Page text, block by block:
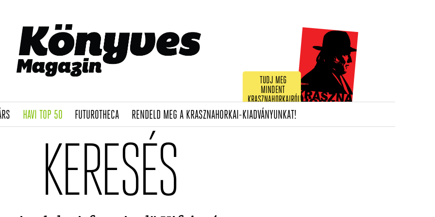
TUDJ MEG
MINDENT
KRASZNAHORKAIRÓL!
(CURRENT)
HAVI TOP 50(CURRENT)
FUTUROTHECA(CURRENT)
RENDELD MEG A KRASZNAHORKAI-KIADVÁNYUNKAT!(CURRENT)
KERESÉS